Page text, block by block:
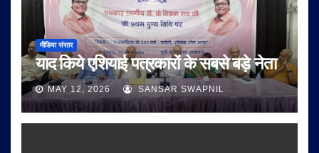
मीडिया संसार
याद किये एशियाई पत्रकारों के सबसे बड़े नेता
MAY 12, 2026 SANSAR SWAPNIL